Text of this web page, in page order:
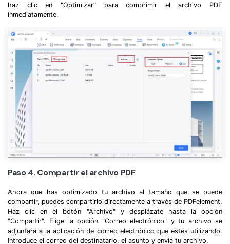
haz clic en "Optimizar" para comprimir el archivo PDF
inmediatamente.
Paso 4. Compartir el archivo PDF
Ahora que has optimizado tu archivo al tamaño que se puede
compartir, puedes compartirlo directamente a través de PDFelement.
Haz clic en el botón "Archivo" y desplázate hasta la opción
"Compartir". Elige la opción "Correo electrónico" y tu archivo se
adjuntará a la aplicación de correo electrónico que estés utilizando.
Introduce el correo del destinatario, el asunto y envía tu archivo.